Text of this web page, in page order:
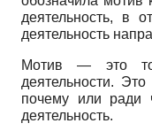
деятельность, в
деятельность
Мотив — это
деятельности.
почему или ради
деятельность.